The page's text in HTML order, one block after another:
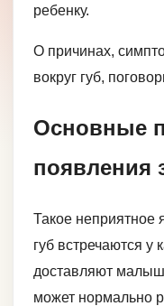
ребенку.
О причинах,
вокруг губ,
Основные
появления
Такое неприятное
губ встречаются у
доставляют
может нормально